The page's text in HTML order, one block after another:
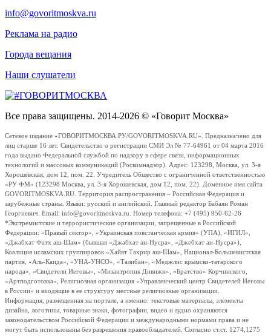
info@govoritmoskva.ru
Реклама на радио
Города вещания
Наши слушатели
Все права защищены. 2014-2026 © «Говорит Москва»
Сетевое издание «ГОВОРИТМОСКВА.РУ/GOVORITMOSKVA.RU». Предназначено для
лиц старше 16 лет. Свидетельство о регистрации СМИ Эл № 77-64961 от 04 марта 2016
года выдано Федеральной службой по надзору в сфере связи, информационных
технологий и массовых коммуникаций (Роскомнадзор). Адрес: 123298, Москва, ул. 3-я
Хорошевская, дом 12, пом. 22. Учредитель Общество с ограниченной ответственностью
«РУ ФМ» (123298 Москва, ул. 3-я Хорошевская, дом 12, пом. 22). Доменное имя сайта
GOVORITMOSKVA.RU. Территория распространения – Российская Федерация и
зарубежные страны. Языки: русский и английский. Главный редактор Бабаян Роман
Георгиевич. Email: info@govoritmoskva.ru. Номер телефона: +7 (495) 950-62-26
*Экстремистские и террористические организации, запрещенные в Российской
Федерации: «Правый сектор», «Украинская повстанческая армия» (УПА), «ИГИЛ»,
«Джабхат Фатх аш-Шам» (бывшая «Джабхат ан-Нусра», «Джебхат ан-Нусра»),
Коалиция исламских группировок «Хайят Тахрир аш-Шам», Национал-Большевистская
партия, «Аль-Каида», «УНА-УНСО», «Талибан», «Меджлис крымско-татарского
народа», «Свидетели Иеговы», «Мизантропик Дивижн», «Братство» Корчинского,
«Артподготовка», Религиозная организация «Управленческий центр Свидетелей Иеговы
в России» и входящие в ее структуру местные религиозные организации.
Информация, размещенная на портале, а именно: текстовые материалы, элементы
дизайна, логотипы, товарные знаки, фотографии, видео и аудио охраняются
законодательством Российской Федерации и международными нормами права и не
могут быть использованы без разрешения правообладателей. Согласно ст.ст. 1274,1275